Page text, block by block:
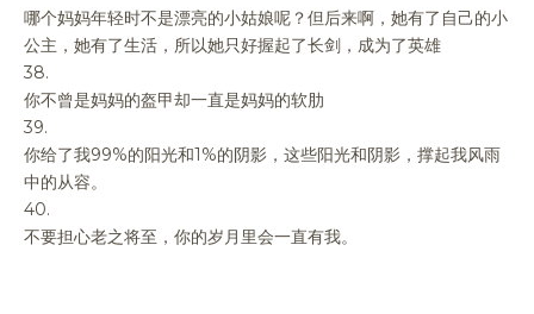
哪个妈妈年轻时不是漂亮的小姑娘呢？但后来啊，她有了自己的小
公主，她有了生活，所以她只好握起了长剑，成为了英雄
38.
你不曾是妈妈的盔甲却一直是妈妈的软肋
39.
你给了我99%的阳光和1%的阴影，这些阳光和阴影，撑起我风雨
中的从容。
40.
不要担心老之将至，你的岁月里会一直有我。